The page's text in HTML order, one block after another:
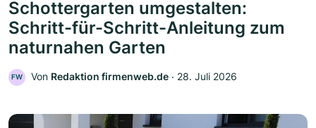
Schottergarten umgestalten:
Schritt-für-Schritt-Anleitung zum
naturnahen Garten
FW Von Redaktion firmenweb.de ‧ 28. Juli 2026